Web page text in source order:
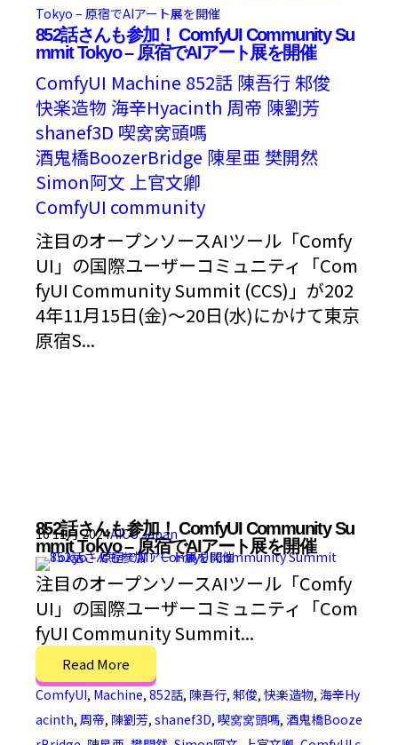
852話さんも参加！ ComfyUI Community Su
mmit Tokyo – 原宿でAIアート展を開催
ComfyUI Machine 852話 陳吾行邾俊
快楽造物 海辛Hyacinth 周帝 陳劉芳
shanef3D 喫窝窝頭嗎
酒鬼橋BoozerBridge 陳星亜樊開然
Simon阿文 上官文卿
ComfyUI community
注目のオープンソースAIツール「Comfy
UI」の国際ユーザーコミュニティ「Com
fyUI Community Summit (CCS)」が202
4年11月15日(金)～20日(水)にかけて東京
原宿S...
852話さんも参加！ ComfyUI Community Su
mmit Tokyo – 原宿でAIアート展を開催
16 11月 2024AICU Japan
注目のオープンソースAIツール「Comfy
UI」の国際ユーザーコミュニティ「Com
fyUI Community Summit...
Read More
ComfyUI, Machine, 852話, 陳吾行, 邾俊, 快楽造物, 海辛Hy
acinth, 周帝, 陳劉芳, shanef3D, 喫窝窝頭嗎, 酒鬼橋Booze